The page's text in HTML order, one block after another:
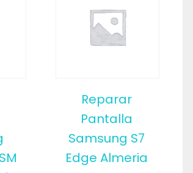
Reparar
Pantalla
Samsung S7
Edge Almeria